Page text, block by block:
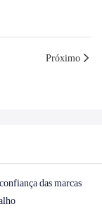
Próximo
das marcas